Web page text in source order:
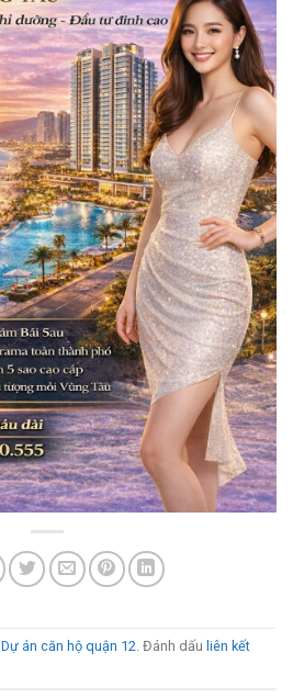
Dự án căn hộ quận 12. Đánh dấu liên kết